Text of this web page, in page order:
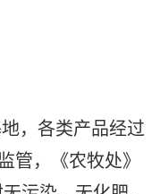
，各类产品经过
管，《农牧处》